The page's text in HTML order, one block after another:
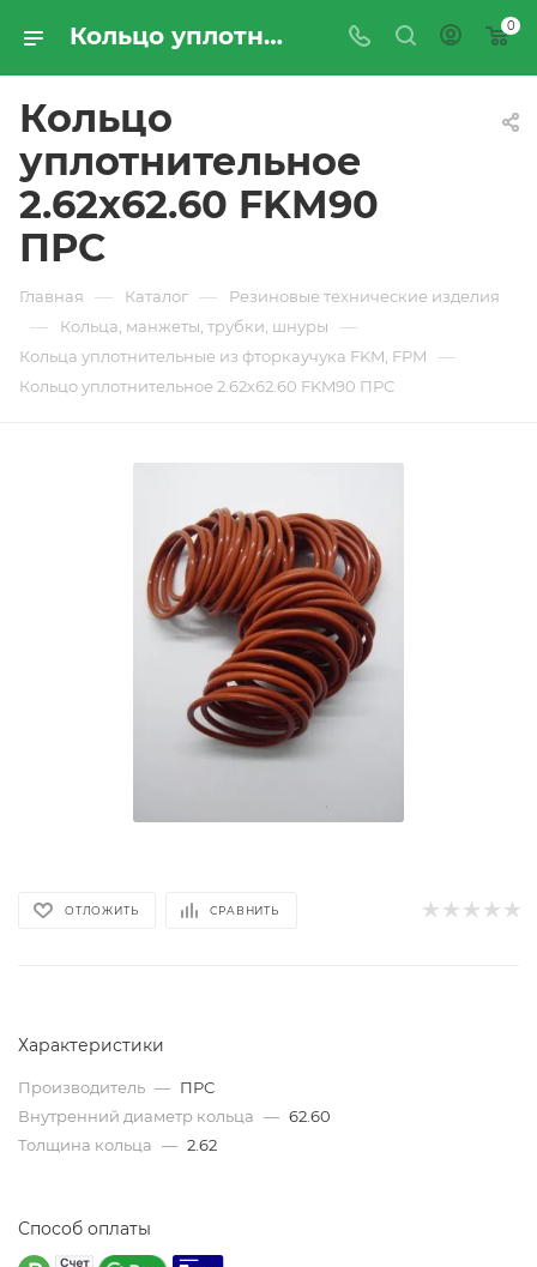
Кольцо уплотнительное 2.62х62.60 FKM90 ПРС - купить по цене производителя с доставкой по Москве и России | ПРОМРЕСУРССЕРВИС 0
Кольцо
уплотнительное
2.62х62.60 FKM90
ПРС
Главная — Каталог — Резиновые технические изделия
— Кольца, манжеты, трубки, шнуры —
Кольца уплотнительные из фторкаучука FKM, FPM —
Кольцо уплотнительное 2.62х62.60 FKM90 ПРС
ОТЛОЖИТЬ СРАВНИТЬ
Характеристики
Производитель — ПРС
Внутренний диаметр кольца — 62.60
Толщина кольца — 2.62
Способ оплаты